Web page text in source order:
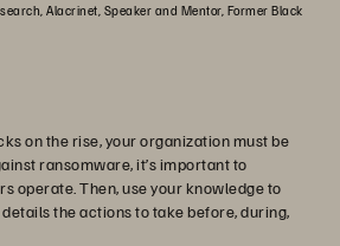
Alacrinet, Speaker and Mentor, Former Black
on the rise, your organization must be
ransomware, it’s important to
operate. Then, use your knowledge to
the actions to take before, during,